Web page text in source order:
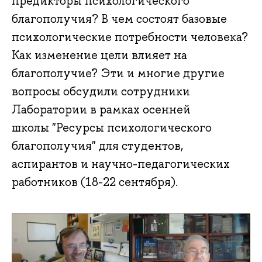
благополучия? В чем состоят базовые
психологические потребности человека?
Как изменение цели влияет на
благополучие? Эти и многие другие
вопросы обсудили сотрудники
Лаборатории в рамках осенней
школы "Ресурсы психологического
благополучия" для студентов,
аспирантов и научно-педагогических
работников (18-22 сентября).